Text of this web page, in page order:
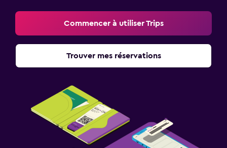
Commencer à utiliser Trips
Trouver mes réservations